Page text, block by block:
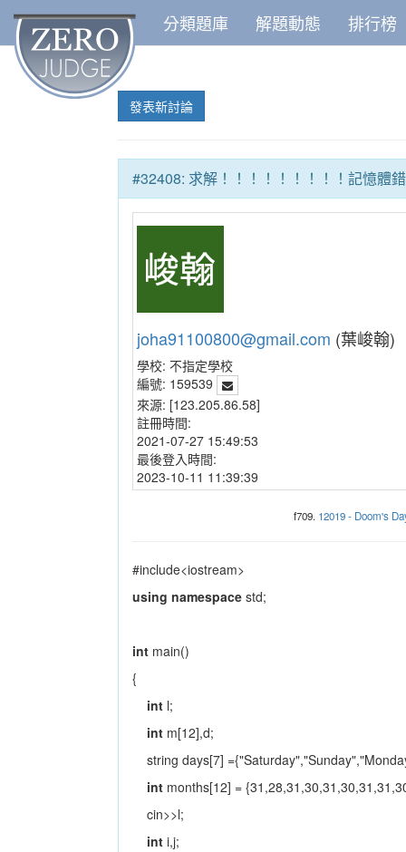
分類題庫 解題動態 排行榜
發表新討論
#32408: 求解！！！！！！！！！記憶體
joha91100800@gmail.com (葉峻翰)
學校: 不指定學校
編號: 159539
來源: [123.205.86.58]
註冊時間:
2021-07-27 15:49:53
最後登入時間:
2023-10-11 11:39:39
f709. 12019 - Doom's
#include<iostream>
using namespace std;
int main()
{
int l;
int m[12],d;
string days[7]
int months[12] =
cin>>l;
int i,j;